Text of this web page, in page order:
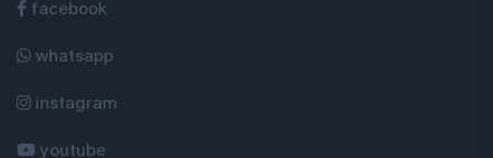
facebook
whatsapp
instagram
youtube